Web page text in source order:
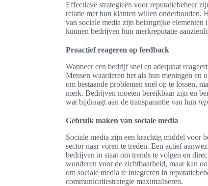
Effectieve strategieën voor reputatiebeheer
relatie met hun klanten willen onderhouden.
van sociale media zijn belangrijke elementen
kunnen bedrijven hun merkreputatie
Proactief reageren op feedback
Wanneer een bedrijf snel en adequaat
Mensen waarderen het als hun meningen en
om bestaande problemen snel op te lossen,
merk. Bedrijven moeten bereikbaar zijn en
wat bijdraagt aan de transparantie van hun
Gebruik maken van sociale media
Sociale media zijn een krachtig middel voor
sector naar voren te treden. Een actief
bedrijven in staat om trends te volgen en
wonderen voor de zichtbaarheid, maar kan
om sociale media te integreren in
communicatiestrategie maximaliseren.